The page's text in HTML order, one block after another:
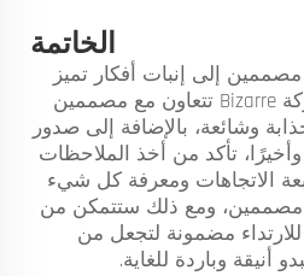
الخاتمة
إلى إنبات أفكار تميز
منتجاتك في السوق. وشركة Bizarre تتعاون مع مصممين
وشائعة، بالإضافة إلى صدور
تأكد من أخذ الملاحظات
الاتجاهات ومعرفة كل شيء
مصممين، ومع ذلك ستتمكن من
مضمونة لتجعل من
أنيقة وباردة للغاية.